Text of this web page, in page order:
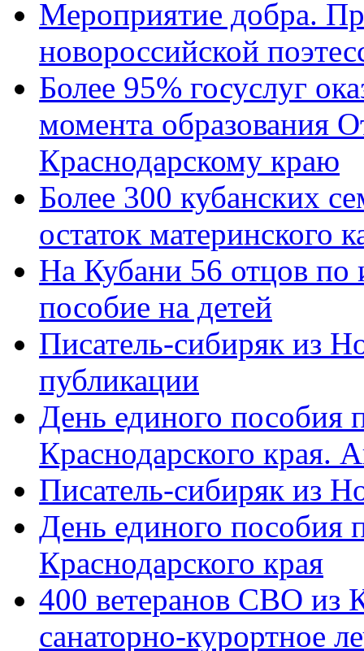
Мероприятие добра.
новороссийской
Более 95% госуслуг
момента образования
Краснодарскому краю
Более 300 кубанских
остаток материнского
На Кубани 56 отцов по
пособие на детей
Писатель-сибиряк из
публикации
День единого пособия
Краснодарского края.
Писатель-сибиряк из
День единого пособия
Краснодарского края
400 ветеранов СВО из
санаторно-курортное